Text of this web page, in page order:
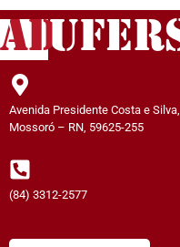
AD
Avenida Presidente Costa e
Mossoró – RN, 59625-255
(84) 3312-2577